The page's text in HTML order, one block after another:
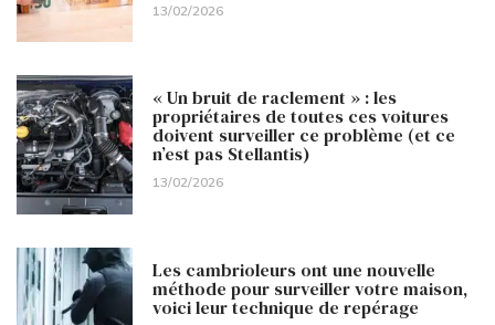
13/02/2026
« Un bruit de raclement » : les
propriétaires de toutes ces voitures
doivent surveiller ce problème (et ce
n’est pas Stellantis)
13/02/2026
Les cambrioleurs ont une nouvelle
méthode pour surveiller votre maison,
voici leur technique de repérage